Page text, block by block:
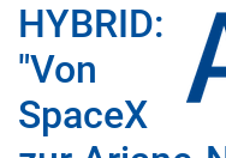
HYBRID:
"Von
SpaceX